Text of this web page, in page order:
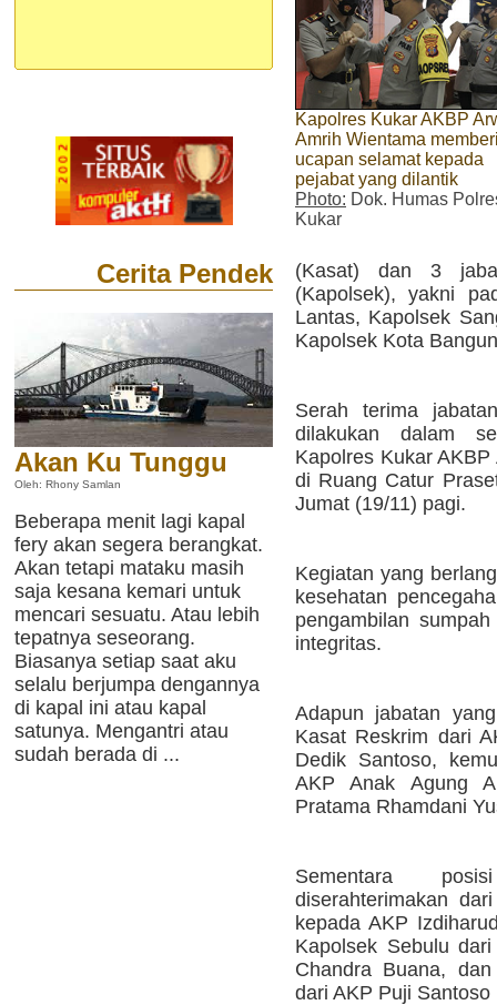
Cerita Pendek
Akan Ku Tunggu
Oleh: Rhony Samlan
Beberapa menit lagi kapal
fery akan segera berangkat.
Akan tetapi mataku masih
saja kesana kemari untuk
mencari sesuatu. Atau lebih
tepatnya seseorang.
Biasanya setiap saat aku
selalu berjumpa dengannya
di kapal ini atau kapal
satunya. Mengantri atau
sudah berada di ...
Kapolres Kukar AKBP
Amrih Wientama
ucapan selamat kepada
pejabat yang dilantik
Photo: Dok. Humas
Kukar
(Kasat) dan 3
(Kapolsek), yakni
Lantas, Kapolsek
Kapolsek Kota
Serah terima
dilakukan dalam
Kapolres Kukar
di Ruang Catur
Jumat (19/11) pagi.
Kegiatan yang
kesehatan
pengambilan
integritas.
Adapun jabatan
Kasat Reskrim dari
Dedik Santoso,
AKP Anak Agung
Pratama Rhamdani
Sementara
diserahterimakan
kepada AKP
Kapolsek Sebulu
Chandra Buana,
dari AKP Puji